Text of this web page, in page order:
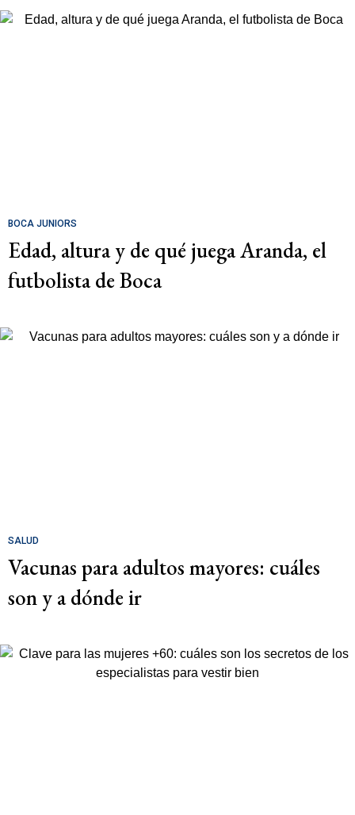
BOCA JUNIORS
Edad, altura y de qué juega Aranda, el
futbolista de Boca
SALUD
Vacunas para adultos mayores: cuáles
son y a dónde ir